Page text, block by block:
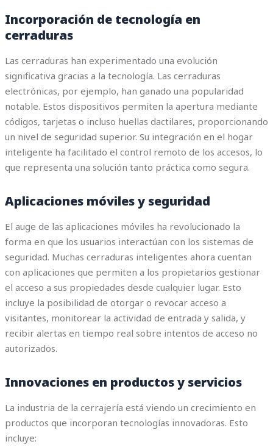
Incorporación de tecnología en
cerraduras
Las cerraduras han experimentado una evolución
significativa gracias a la tecnología. Las cerraduras
electrónicas, por ejemplo, han ganado una popularidad
notable. Estos dispositivos permiten la apertura mediante
códigos, tarjetas o incluso huellas dactilares, proporcionando
un nivel de seguridad superior. Su integración en el hogar
inteligente ha facilitado el control remoto de los accesos, lo
que representa una solución tanto práctica como segura.
Aplicaciones móviles y seguridad
El auge de las aplicaciones móviles ha revolucionado la
forma en que los usuarios interactúan con los sistemas de
seguridad. Muchas cerraduras inteligentes ahora cuentan
con aplicaciones que permiten a los propietarios gestionar
el acceso a sus propiedades desde cualquier lugar. Esto
incluye la posibilidad de otorgar o revocar acceso a
visitantes, monitorear la actividad de entrada y salida, y
recibir alertas en tiempo real sobre intentos de acceso no
autorizados.
Innovaciones en productos y servicios
La industria de la cerrajería está viendo un crecimiento en
productos que incorporan tecnologías innovadoras. Esto
incluye: